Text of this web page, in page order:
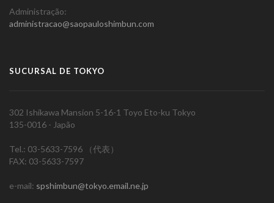
Administração:
administracao@saopauloshimbun.com
SUCURSAL DE TOKYO
302 Ishikawa Mansion 5-16-1 Toyo Eto-ku Tokyo
135-0016 - Japão
Tel.: 03-5633-7596 （代表）
FAX: 03-5633-7597
e-mail: spshimbun@tokyo.email.ne.jp